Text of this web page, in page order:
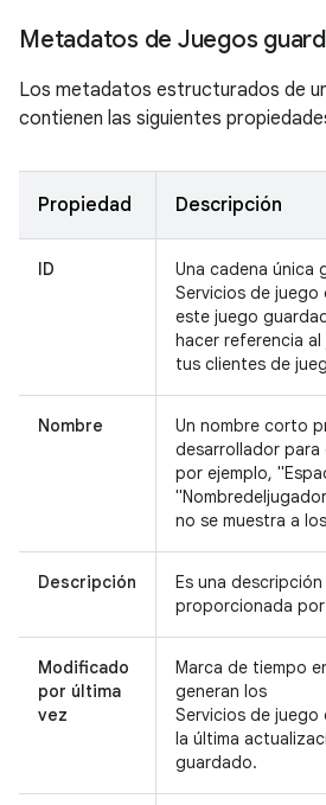
Metadatos de Juegos
Los metadatos estructurados de
contienen las siguientes
Propiedad Descripción
ID
Una cadena única
Servicios de juego
este juego
hacer referencia
tus clientes de
Nombre
Un nombre corto
desarrollador
por ejemplo,
no se muestra a
Descripción
Es una
proporcionada
Modificado
por última
vez
Marca de tiempo
generan los
Servicios de juego
la última
guardado.